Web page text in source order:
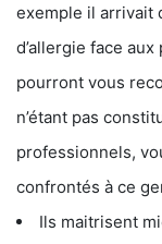
exemple il arrivait
d’allergie face
pourront vous
n’étant pas
professionnels,
confrontés à ce
Ils maitrisent